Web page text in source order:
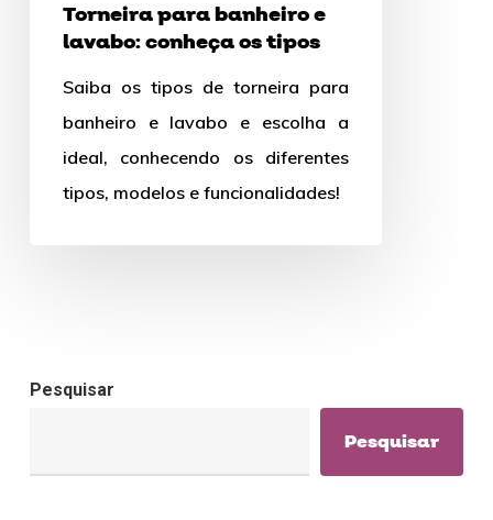
Torneira para banheiro e
lavabo: conheça os tipos
Saiba os tipos de torneira para
banheiro e lavabo e escolha a
ideal, conhecendo os diferentes
tipos, modelos e funcionalidades!
Pesquisar
Pesquisar